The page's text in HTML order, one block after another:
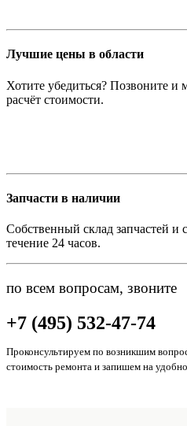
Лучшие цены в области
Хотите убедиться? Позвоните и
расчёт стоимости.
Запчасти в наличии
Собственный склад запчастей и
течение 24 часов.
по всем вопросам, звоните
+7 (495) 532-47-74
Проконсультируем по возникшим
стоимость ремонта и запишем на